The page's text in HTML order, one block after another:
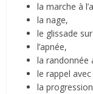
la marche à
la nage,
le glissade
l’apnée,
la randonnée
le rappel
la